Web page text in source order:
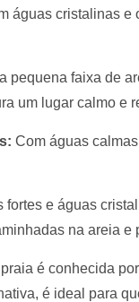
águas cristalinas e
pequena faixa de
um lugar calmo e
Com águas
fortes e águas
na areia e
é conhecida
é ideal para